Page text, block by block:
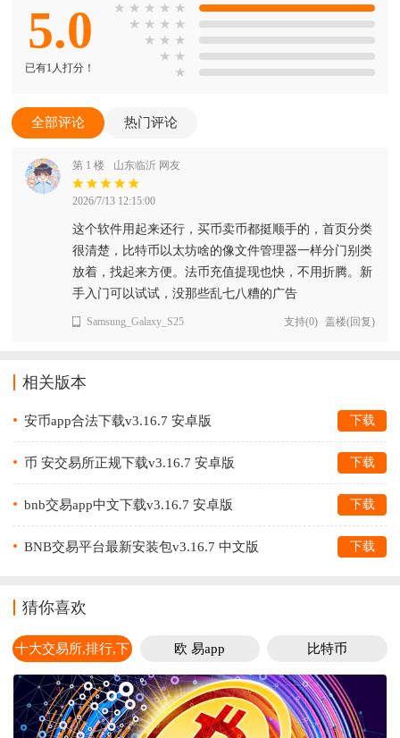
5.0
已有1人打分！
★ ★ ★ ★ ★
★ ★ ★ ★
★ ★ ★
★ ★
★
全部评论 热门评论
第 1 楼 山东临沂 网友
2026/7/13 12:15:00
这个软件用起来还行，买币卖币都挺顺手的，首页分类
很清楚，比特币以太坊啥的像文件管理器一样分门别类
放着，找起来方便。法币充值提现也快，不用折腾。新
手入门可以试试，没那些乱七八糟的广告
Samsung_Galaxy_S25 支持(0) 盖楼(回复)
相关版本
安币app合法下载v3.16.7 安卓版 下载
币 安交易所正规下载v3.16.7 安卓版 下载
bnb交易app中文下载v3.16.7 安卓版 下载
BNB交易平台最新安装包v3.16.7 中文版 下载
猜你喜欢
十大交易所,排行,下
载
欧 易app 比特币